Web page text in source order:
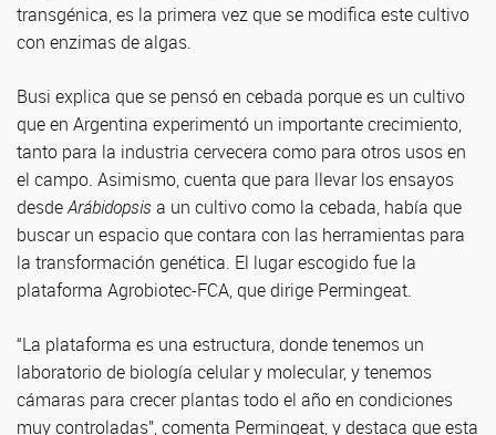
transgénica, es la primera vez que se modifica este cultivo
con enzimas de algas.
Busi explica que se pensó en cebada porque es un cultivo
que en Argentina experimentó un importante crecimiento,
tanto para la industria cervecera como para otros usos en
el campo. Asimismo, cuenta que para llevar los ensayos
desdeArábidopsisa un cultivo como la cebada, había que
buscar un espacio que contara con las herramientas para
la transformación genética. El lugar escogido fue la
plataforma Agrobiotec-FCA, que dirige Permingeat.
“La plataforma es una estructura, donde tenemos un
laboratorio de biología celular y molecular, y tenemos
cámaras para crecer plantas todo el año en condiciones
muy controladas”, comenta Permingeat, y destaca que esta